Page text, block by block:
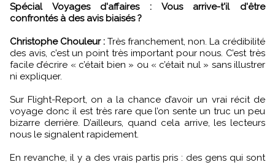
Spécial Voyages d'affaires : Vous arrive-t'il d'être
confrontés à des avis biaisés ?
Christophe Chouleur : Très franchement, non. La crédibilité
des avis, c’est un point très important pour nous. C’est très
facile d’écrire « c’était bien » ou « c’était nul » sans illustrer
ni expliquer.
Sur Flight-Report, on a la chance d’avoir un vrai récit de
voyage donc il est très rare que l’on sente un truc un peu
bizarre derrière. D’ailleurs, quand cela arrive, les lecteurs
nous le signalent rapidement.
En revanche, il y a des vrais partis pris : des gens qui sont